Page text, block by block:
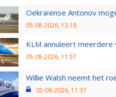
Oekraïense Antonov
05-08-2026, 13:18
KLM annuleert meerdere
05-08-2026, 11:57
Willie Walsh neemt het
05-08-2026, 11:37